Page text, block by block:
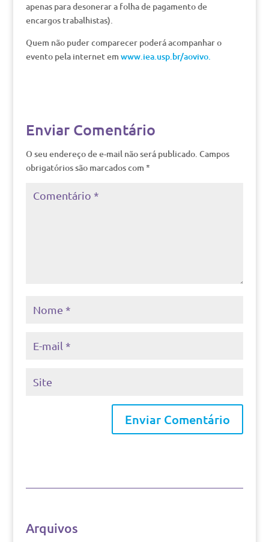
apenas para desonerar a folha de pagamento de
encargos trabalhistas).
Quem não puder comparecer poderá acompanhar o
evento pela internet em www.iea.usp.br/aovivo.
Enviar Comentário
O seu endereço de e-mail não será publicado. Campos
obrigatórios são marcados com *
Arquivos